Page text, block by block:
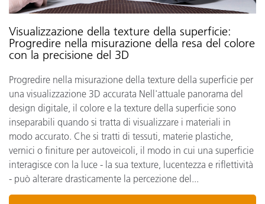
Visualizzazione della texture della superficie:
Progredire nella misurazione della resa del colore
con la precisione del 3D
Progredire nella misurazione della texture della superficie per
una visualizzazione 3D accurata Nell'attuale panorama del
design digitale, il colore e la texture della superficie sono
inseparabili quando si tratta di visualizzare i materiali in
modo accurato. Che si tratti di tessuti, materie plastiche,
vernici o finiture per autoveicoli, il modo in cui una superficie
interagisce con la luce - la sua texture, lucentezza e riflettività
- può alterare drasticamente la percezione del...